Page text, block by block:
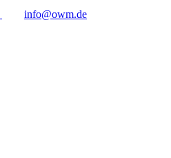
info@owm.de